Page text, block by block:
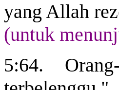
yang Allah
(untuk
5:64.